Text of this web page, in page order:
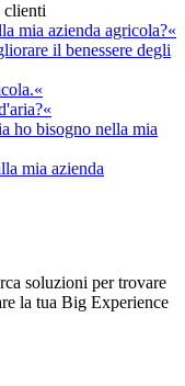
clienti
mia azienda agricola?«
il benessere degli
ho bisogno nella mia
mia azienda
soluzioni per trovare
la tua Big Experience